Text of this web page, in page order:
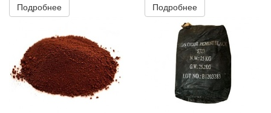
Подробнее
Подробнее